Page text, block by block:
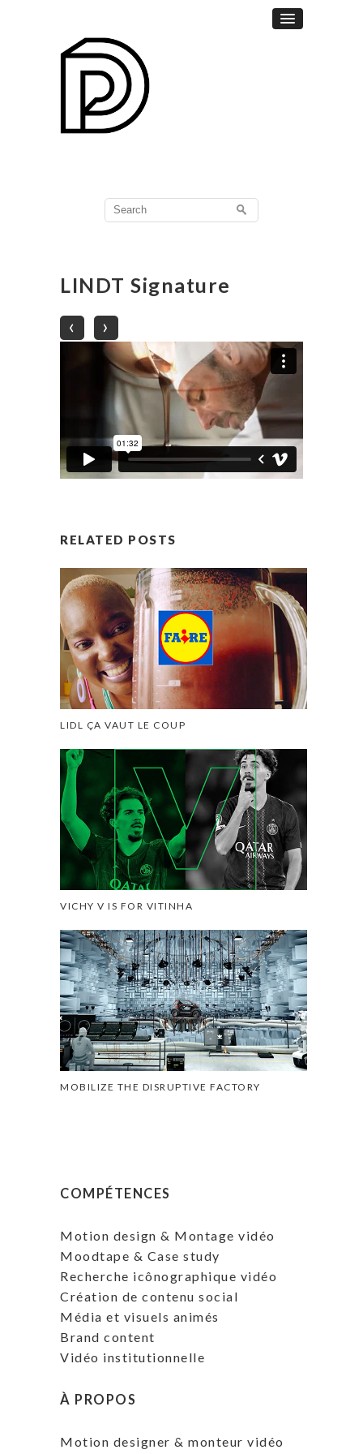
Search
for:
LINDT Signature
‹
›
RELATED POSTS
LIDL ÇA VAUT LE COUP
VICHY V IS FOR VITINHA
MOBILIZE THE DISRUPTIVE FACTORY
COMPÉTENCES
Motion design & Montage vidéo
Moodtape & Case study
Recherche icônographique vidéo
Création de contenu social
Média et visuels animés
Brand content
Vidéo institutionnelle
À PROPOS
Motion designer & monteur vidéo